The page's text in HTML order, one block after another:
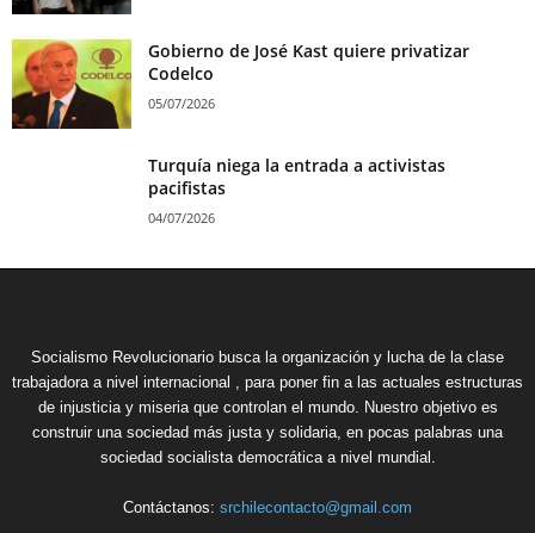
Gobierno de José Kast quiere privatizar
Codelco
05/07/2026
Turquía niega la entrada a activistas
pacifistas
04/07/2026
Socialismo Revolucionario busca la organización y lucha de la clase
trabajadora a nivel internacional , para poner fin a las actuales estructuras
de injusticia y miseria que controlan el mundo. Nuestro objetivo es
construir una sociedad más justa y solidaria, en pocas palabras una
sociedad socialista democrática a nivel mundial.
Contáctanos: srchilecontacto@gmail.com